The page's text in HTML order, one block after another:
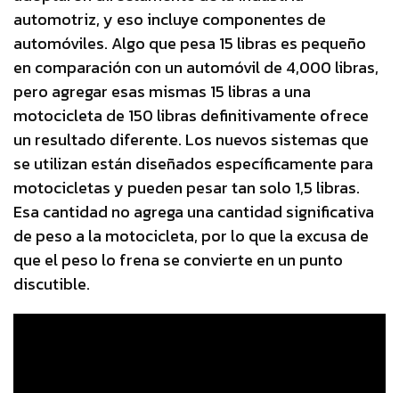
automotriz, y eso incluye componentes de
automóviles. Algo que pesa 15 libras es pequeño
en comparación con un automóvil de 4,000 libras,
pero agregar esas mismas 15 libras a una
motocicleta de 150 libras definitivamente ofrece
un resultado diferente. Los nuevos sistemas que
se utilizan están diseñados específicamente para
motocicletas y pueden pesar tan solo 1,5 libras.
Esa cantidad no agrega una cantidad significativa
de peso a la motocicleta, por lo que la excusa de
que el peso lo frena se convierte en un punto
discutible.